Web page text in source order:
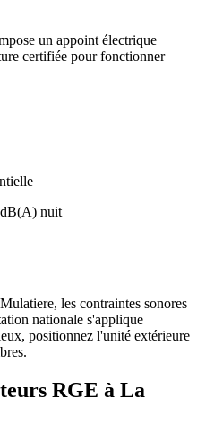
un appoint électrique
certifiée pour fonctionner
dB(A) nuit
les contraintes sonores
nationale s'applique
positionnez l'unité extérieure
RGE à La